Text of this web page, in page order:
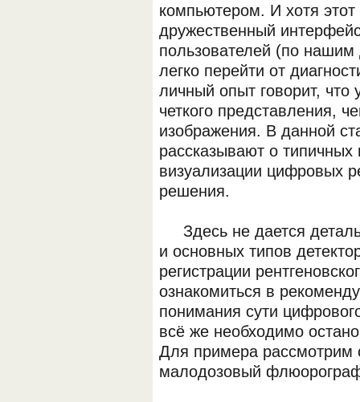
компьютером. И хотя
дружественный
пользователей (по
легко перейти от
личный опыт говорит, что
четкого представления,
изображения. В данной
рассказывают о
визуализации цифровых
решения.
Здесь не дается
и основных типов
регистрации
ознакомиться в
понимания сути
всё же необходимо
Для примера
малодозовый